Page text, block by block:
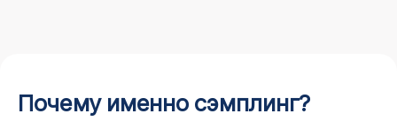
Почему именно сэмплинг?